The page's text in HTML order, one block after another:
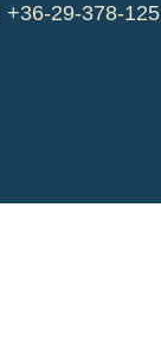
+36-29-378-125